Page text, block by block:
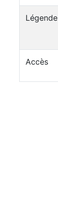
Légende
Accès